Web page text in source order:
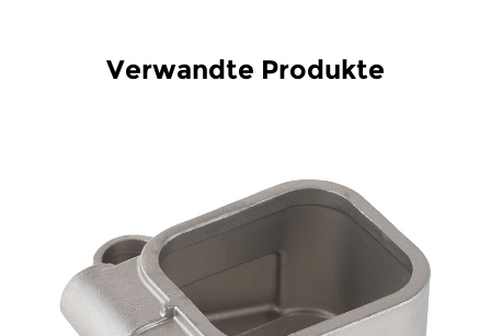
Verwandte Produkte